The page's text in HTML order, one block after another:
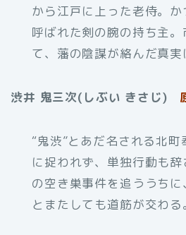
から江戸に上った老侍。か
呼ばれた剣の腕の持ち主
て、藩の陰謀が絡んだ真実
渋井 鬼三次(しぶい きさじ)
“鬼渋”とあだ名される北
に捉われず、単独行動も
の空き巣事件を追ううち
とまたしても道筋が交わる